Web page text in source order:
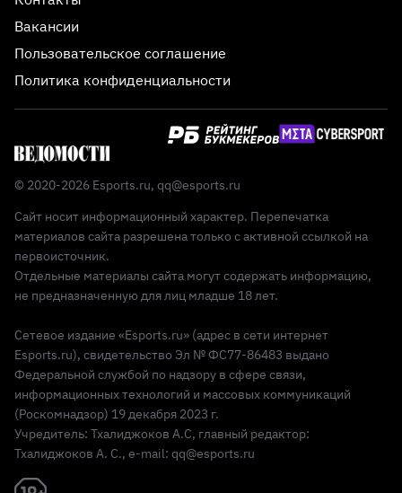
Вакансии
Пользовательское соглашение
Политика конфиденциальности
© 2020-2026 Esports.ru, qq@esports.ru
Сайт носит информационный характер. Перепечатка
материалов сайта разрешена только с активной ссылкой на
первоисточник.
Отдельные материалы сайта могут содержать информацию,
не предназначенную для лиц младше 18 лет.
Сетевое издание «Esports.ru» (адрес в сети интернет
Esports.ru), свидетельство Эл № ФС77-86483 выдано
Федеральной службой по надзору в сфере связи,
информационных технологий и массовых коммуникаций
(Роскомнадзор) 19 декабря 2023 г.
Учредитель: Тхалиджоков А.С, главный редактор:
Тхалиджоков А. С., e-mail: qq@esports.ru